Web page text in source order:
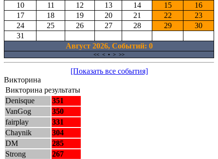
10
11 12 13 14 15
16
17
18 19 20 21 22
23
24
25 26 27 28 29
30
31
Август 2026, Cобытий: 0
<< < • > >>
[Показать все события]
Викторина
Викторина результаты
Denisque
351
VanGog
350
fairplay
331
Chaynik
304
DM
285
Strong
267